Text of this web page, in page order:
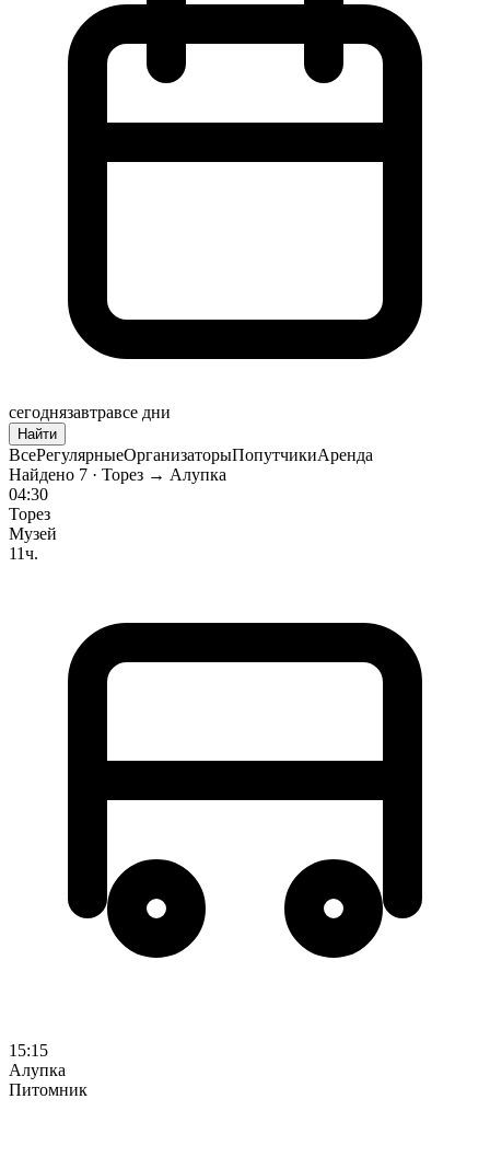
сегоднязавтравсе дни
Найти
ВсеРегулярныеОрганизаторыПопутчикиАренда
Найдено 7 · Торез → Алупка
04:30
Торез
Музей
11ч.
15:15
Алупка
Питомник